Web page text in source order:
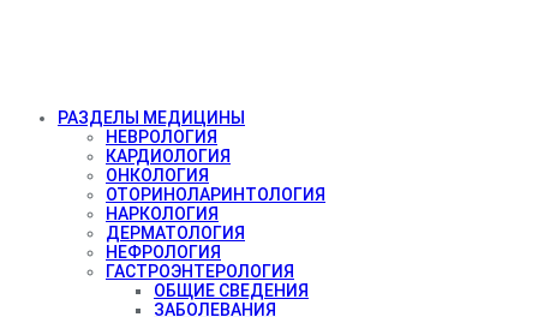
РАЗДЕЛЫ МЕДИЦИНЫ
НЕВРОЛОГИЯ
КАРДИОЛОГИЯ
ОНКОЛОГИЯ
ОТОРИНОЛАРИНТОЛОГИЯ
НАРКОЛОГИЯ
ДЕРМАТОЛОГИЯ
НЕФРОЛОГИЯ
ГАСТРОЭНТЕРОЛОГИЯ
ОБЩИЕ СВЕДЕНИЯ
ЗАБОЛЕВАНИЯ